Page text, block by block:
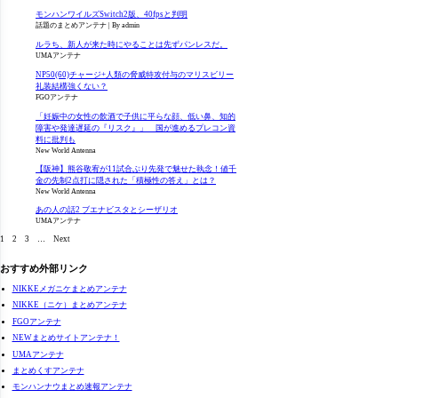
モンハンワイルズSwitch2版、40fpsと判明
話題のまとめアンテナ By admin
ルラち、新人が来た時にやることは先ずパンレスだ。
UMAアンテナ
NP50(60)チャージ+人類の脅威特攻付与のマリスビリー
礼装結構強くない？
FGOアンテナ
「妊娠中の女性の飲酒で子供に平らな顔、低い鼻、知的
障害や発達遅延の『リスク』」 国が進めるプレコン資
料に批判も
New World Antenna
【阪神】熊谷敬宥が11試合ぶり先発で魅せた執念！値千
金の先制2点打に隠された「積極性の答え」とは？
New World Antenna
あの人の話2 ブエナビスタとシーザリオ
UMAアンテナ
1 2 3 Next
おすすめ外部リンク
NIKKEメガニケまとめアンテナ
NIKKE（ニケ）まとめアンテナ
FGOアンテナ
NEWまとめサイトアンテナ！
UMAアンテナ
まとめくすアンテナ
モンハンナウまとめ速報アンテナ